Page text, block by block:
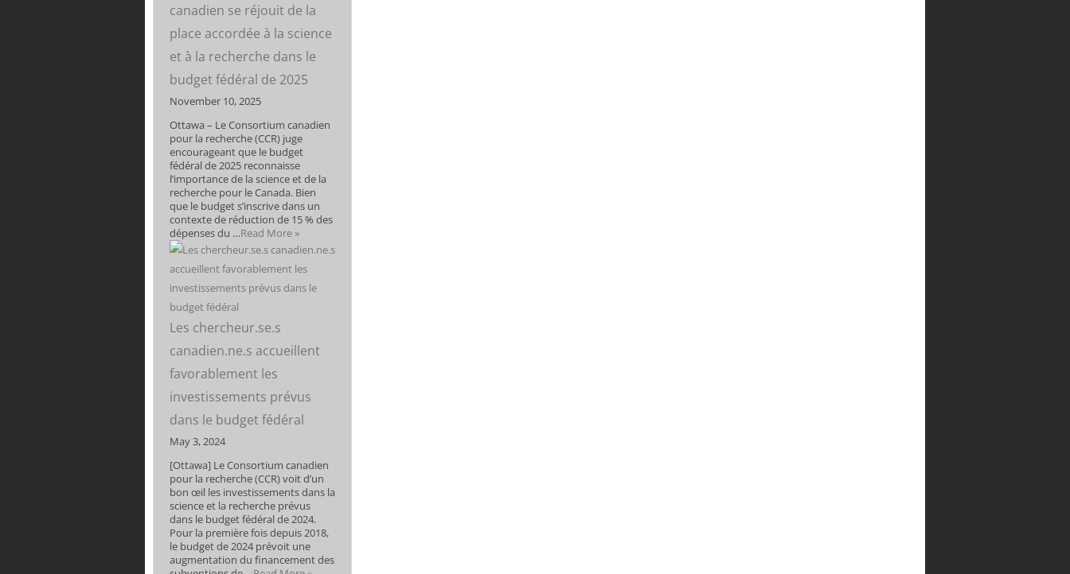
canadien se réjouit de la
place accordée à la science
et à la recherche dans le
budget fédéral de 2025
November 10, 2025
Ottawa – Le Consortium canadien
pour la recherche (CCR) juge
encourageant que le budget
fédéral de 2025 reconnaisse
l’importance de la science et de la
recherche pour le Canada. Bien
que le budget s’inscrive dans un
contexte de réduction de 15 % des
dépenses du …Read More »
Les chercheur.se.s
canadien.ne.s accueillent
favorablement les
investissements prévus
dans le budget fédéral
May 3, 2024
[Ottawa] Le Consortium canadien
pour la recherche (CCR) voit d’un
bon œil les investissements dans la
science et la recherche prévus
dans le budget fédéral de 2024.
Pour la première fois depuis 2018,
le budget de 2024 prévoit une
augmentation du financement des